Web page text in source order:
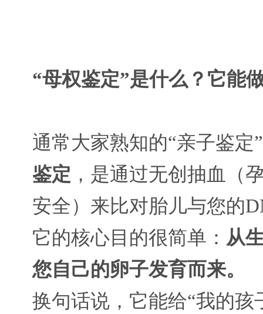
“母权鉴定”是什么？它能
通常大家熟知的“亲子鉴
鉴定 ，是通过无创抽血（
安全）来比对胎儿与您的
它的核心目的很简单： 从
您自己的卵子发育而来。
换句话说，它能给“我的